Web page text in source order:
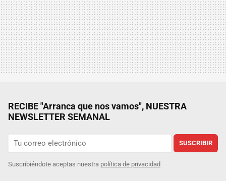
RECIBE "Arranca que nos vamos", NUESTRA
NEWSLETTER SEMANAL
SUSCRIBIR
Suscribiéndote aceptas nuestra política de privacidad